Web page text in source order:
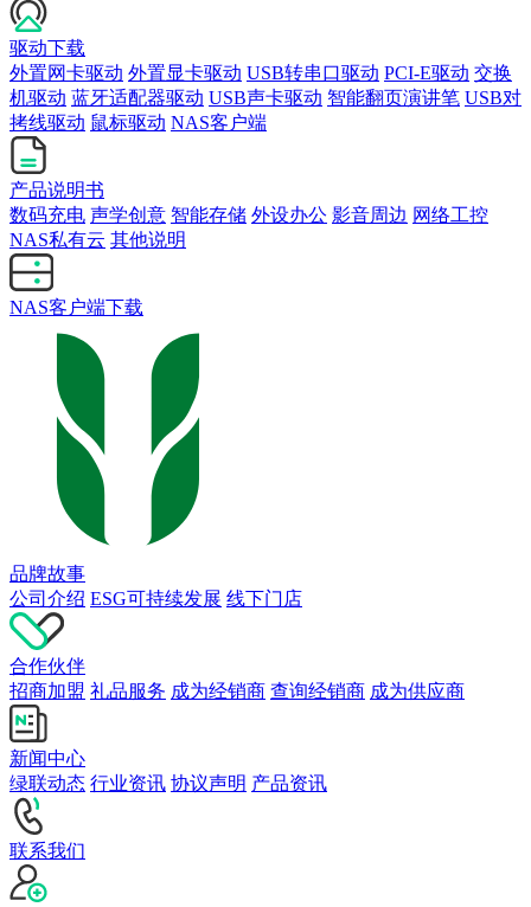
驱动下载
外置网卡驱动 外置显卡驱动 USB转串口驱动 PCI-E驱动 交换
机驱动 蓝牙适配器驱动 USB声卡驱动 智能翻页演讲笔 USB对
拷线驱动 鼠标驱动 NAS客户端
产品说明书
数码充电 声学创意 智能存储 外设办公 影音周边 网络工控
NAS私有云 其他说明
NAS客户端下载
品牌故事
公司介绍 ESG可持续发展 线下门店
合作伙伴
招商加盟 礼品服务 成为经销商 查询经销商 成为供应商
新闻中心
绿联动态 行业资讯 协议声明 产品资讯
联系我们